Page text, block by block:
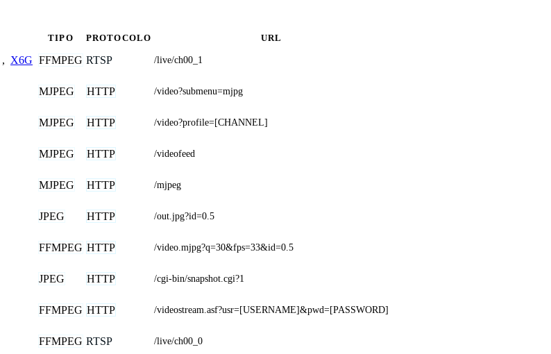
TIPO PROTOCOLO URL
, X6G FFMPEG RTSP /live/ch00_1
MJPEG HTTP /video?submenu=mjpg
MJPEG HTTP /video?profile=[CHANNEL]
MJPEG HTTP /videofeed
MJPEG HTTP /mjpeg
JPEG HTTP /out.jpg?id=0.5
FFMPEG HTTP /video.mjpg?q=30&fps=33&id=0.5
JPEG HTTP /cgi-bin/snapshot.cgi?1
FFMPEG HTTP /videostream.asf?usr=[USERNAME]&pwd=[PASSWORD]
FFMPEG RTSP /live/ch00_0